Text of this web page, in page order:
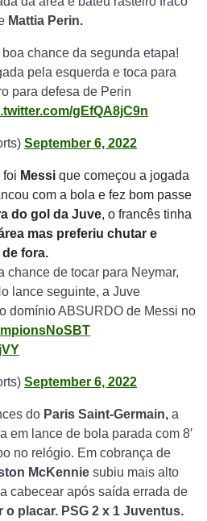
Mattia Perin.
chance da segunda etapa!
pela esquerda e toca para
para defesa de Perin
gEfQA8jC9n
September 6, 2022
foi Messi que começou a jogada
com a bola e fez bom passe
do gol da Juve, o francês tinha
mas preferiu chutar e
fora.
chance de tocar para Neymar,
lance seguinte, a Juve
domínio ABSURDO de Messi no
September 6, 2022
do Paris Saint-Germain, a
em lance de bola parada com 8′
no relógio. Em cobrança de
McKennie subiu mais alto
cabecear após saída errada de
placar. PSG 2 x 1 Juventus.